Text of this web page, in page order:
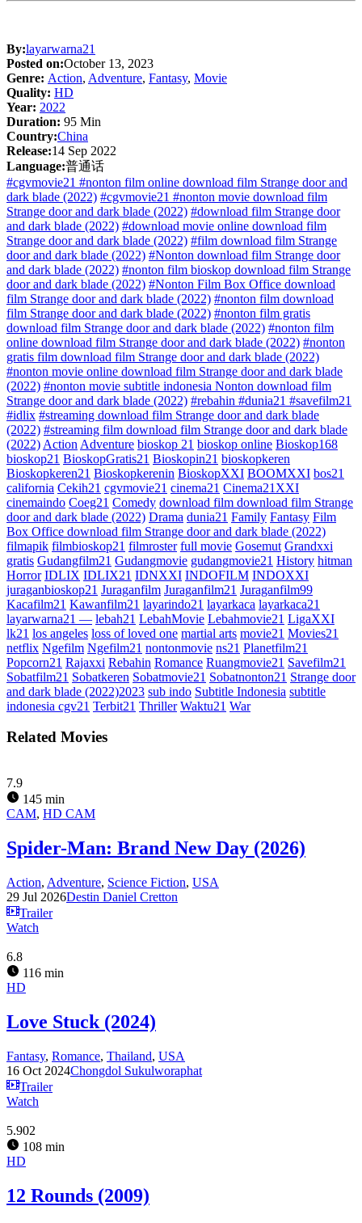
By:layarwarna21
Posted on:October 13, 2023
Genre: Action, Adventure, Fantasy, Movie
Quality: HD
Year: 2022
Duration: 95 Min
Country:China
Release:14 Sep 2022
Language:普通话
#cgvmovie21 #nonton film online download film Strange door and
dark blade (2022) #cgvmovie21 #nonton movie download film
Strange door and dark blade (2022) #download film Strange door
and dark blade (2022) #download movie online download film
Strange door and dark blade (2022) #film download film Strange
door and dark blade (2022) #Nonton download film Strange door
and dark blade (2022) #nonton film bioskop download film Strange
door and dark blade (2022) #Nonton Film Box Office download
film Strange door and dark blade (2022) #nonton film download
film Strange door and dark blade (2022) #nonton film gratis
download film Strange door and dark blade (2022) #nonton film
online download film Strange door and dark blade (2022) #nonton
gratis film download film Strange door and dark blade (2022)
#nonton movie online download film Strange door and dark blade
(2022) #nonton movie subtitle indonesia Nonton download film
Strange door and dark blade (2022) #rebahin #dunia21 #savefilm21
#idlix #streaming download film Strange door and dark blade
(2022) #streaming film download film Strange door and dark blade
(2022) Action Adventure bioskop 21 bioskop online Bioskop168
bioskop21 BioskopGratis21 Bioskopin21 bioskopkeren
Bioskopkeren21 Bioskopkerenin BioskopXXI BOOMXXI bos21
california Cekih21 cgvmovie21 cinema21 Cinema21XXI
cinemaindo Coeg21 Comedy download film download film Strange
door and dark blade (2022) Drama dunia21 Family Fantasy Film
Box Office download film Strange door and dark blade (2022)
filmapik filmbioskop21 filmroster full movie Gosemut Grandxxi
gratis Gudangfilm21 Gudangmovie gudangmovie21 History hitman
Horror IDLIX IDLIX21 IDNXXI INDOFILM INDOXXI
juraganbioskop21 Juraganfilm Juraganfilm21 Juraganfilm99
Kacafilm21 Kawanfilm21 layarindo21 layarkaca layarkaca21
layarwarna21 — lebah21 LebahMovie Lebahmovie21 LigaXXI
lk21 los angeles loss of loved one martial arts movie21 Movies21
netflix Ngefilm Ngefilm21 nontonmovie ns21 Planetfilm21
Popcorn21 Rajaxxi Rebahin Romance Ruangmovie21 Savefilm21
Sobatfilm21 Sobatkeren Sobatmovie21 Sobatnonton21 Strange door
and dark blade (2022)2023 sub indo Subtitle Indonesia subtitle
indonesia cgv21 Terbit21 Thriller Waktu21 War
Related Movies
7.9
145 min
CAM, HD CAM
Spider-Man: Brand New Day (2026)
Action, Adventure, Science Fiction, USA
29 Jul 2026Destin Daniel Cretton
Trailer
Watch
6.8
116 min
HD
Love Stuck (2024)
Fantasy, Romance, Thailand, USA
16 Oct 2024Chongdol Sukulworaphat
Trailer
Watch
5.902
108 min
HD
12 Rounds (2009)